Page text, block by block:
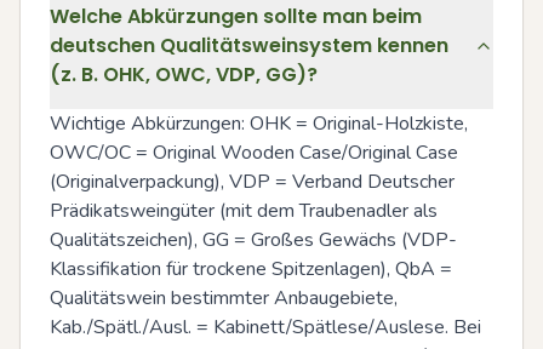
Welche Abkürzungen sollte man beim
deutschen Qualitätsweinsystem kennen
(z. B. OHK, OWC, VDP, GG)?
Wichtige Abkürzungen: OHK = Original-Holzkiste,
OWC/OC = Original Wooden Case/Original Case
(Originalverpackung), VDP = Verband Deutscher
Prädikatsweingüter (mit dem Traubenadler als
Qualitätszeichen), GG = Großes Gewächs (VDP-
Klassifikation für trockene Spitzenlagen), QbA =
Qualitätswein bestimmter Anbaugebiete,
Kab./Spätl./Ausl. = Kabinett/Spätlese/Auslese. Bei